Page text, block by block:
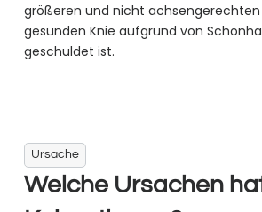
größeren und nicht
gesunden Knie aufgrund von
geschuldet ist.
Ursache
Welche Ursachen